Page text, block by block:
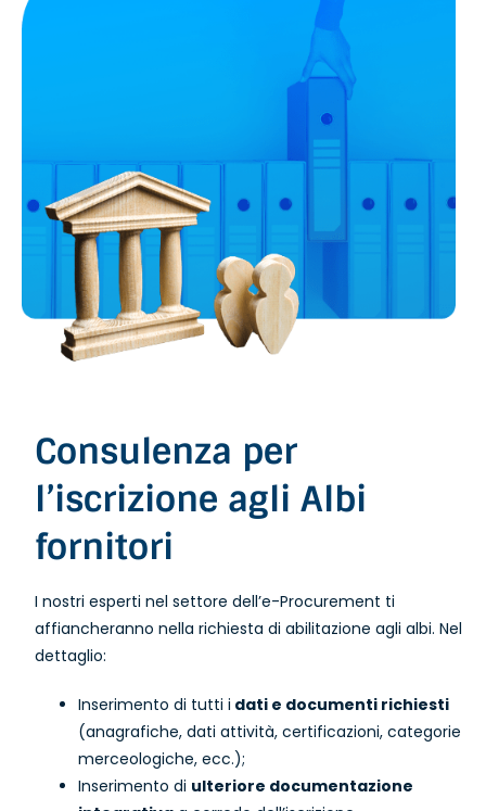
FAQ
Contatti
Italiano
Consulenza per
l’iscrizione agli Albi
fornitori
I nostri esperti nel settore dell’e-Procurement ti
affiancheranno nella richiesta di abilitazione agli albi. Nel
dettaglio:
Inserimento di tutti i dati e documenti richiesti
(anagrafiche, dati attività, certificazioni, categorie
merceologiche, ecc.);
Inserimento di ulteriore documentazione